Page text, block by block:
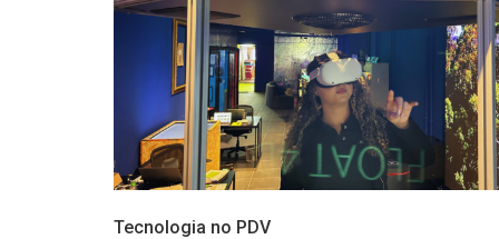
Tecnologia no PDV